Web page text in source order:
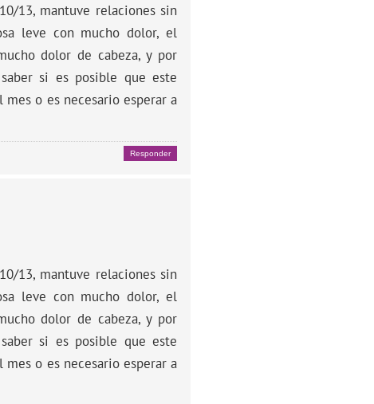
13, mantuve relaciones sin
leve con mucho dolor, el
dolor de cabeza, y por
si es posible que este
o es necesario esperar a
Responder
13, mantuve relaciones sin
leve con mucho dolor, el
dolor de cabeza, y por
si es posible que este
o es necesario esperar a